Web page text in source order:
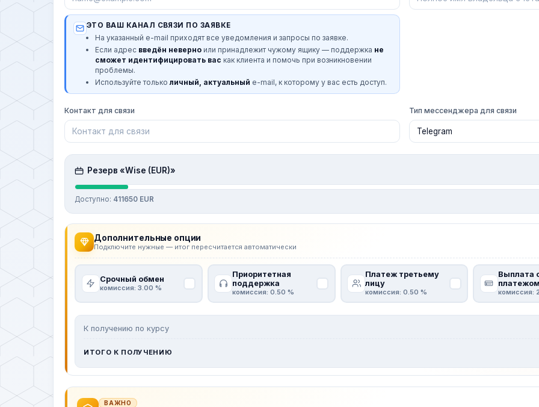
ЭТО ВАШ КАНАЛ СВЯЗИ ПО ЗАЯВКЕ
На указанный e-mail приходят все уведомления и запросы по заявке.
Если адрес введён неверно или принадлежит чужому ящику — поддержка не
сможет идентифицировать вас как клиента и помочь при возникновении
проблемы.
Используйте только личный, актуальный e-mail, к которому у вас есть доступ.
Контакт для связи Тип мессенджера для связи
Резерв «Wise (EUR)»
Доступно: 411650 EUR
Дополнительные опции
Подключите нужные — итог пересчитается автоматически
Срочный обмен
комиссия: 3.00 %
Приоритетная
поддержка
комиссия: 0.50 %
Платеж третьему
лицу
комиссия: 0.50 %
Выплата
комиссия:
К получению по курсу
ИТОГО К ПОЛУЧЕНИЮ
ВАЖНО